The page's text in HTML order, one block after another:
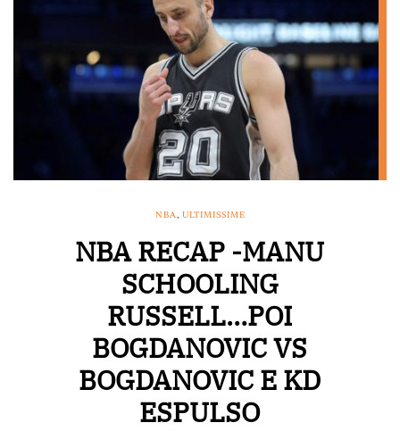
NBA, ULTIMISSIME
NBA RECAP -MANU
SCHOOLING
RUSSELL…POI
BOGDANOVIC VS
BOGDANOVIC E KD
ESPULSO